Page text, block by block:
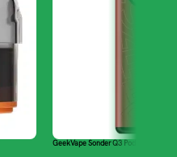
GeekVape Sonder Q3 Pod Kit